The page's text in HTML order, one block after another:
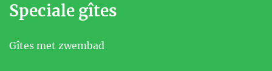
Speciale gîtes
Gîtes met zwembad